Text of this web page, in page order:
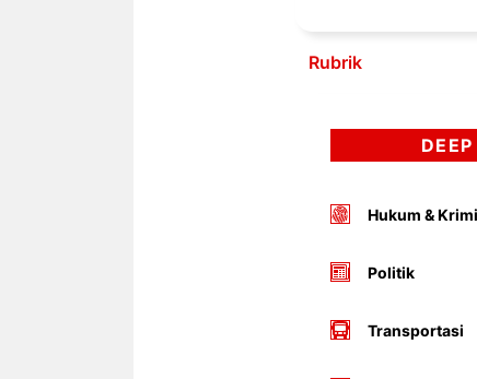
Rubrik
Hukum &
Politik
Transportasi